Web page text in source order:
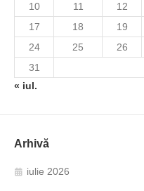
10
11 12
17
18 19
24
25 26
31
« iul.
Arhivă
iulie 2026